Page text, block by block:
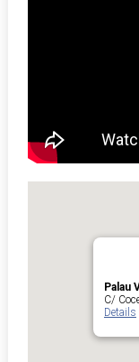
Palau
C/
Details